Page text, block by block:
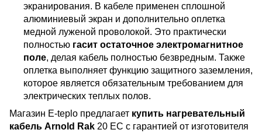
экранирования. В кабеле применен сплошной
алюминиевый экран и дополнительно оплетка
медной луженой проволокой. Это практически
полностью гасит остаточное электромагнитное
поле, делая кабель полностью безвредным. Также
оплетка выполняет функцию защитного заземления,
которое является обязательным требованием для
электрических теплых полов.
Магазин E-teplo предлагает купить нагревательный
кабель Arnold Rak 20 EC с гарантией от изготовителя